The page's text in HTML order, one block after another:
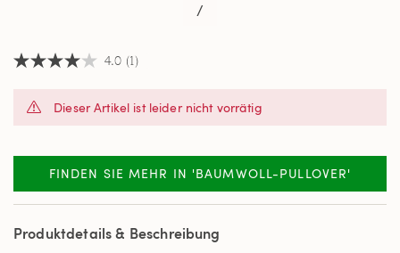
/
4.0
Sternen,
Bewertung.
Review.
Link
derselben
4.0 (1)
Dieser Artikel ist leider nicht vorrätig
FINDEN SIE MEHR IN 'BAUMWOLL-PULLOVER'
Produktdetails & Beschreibung